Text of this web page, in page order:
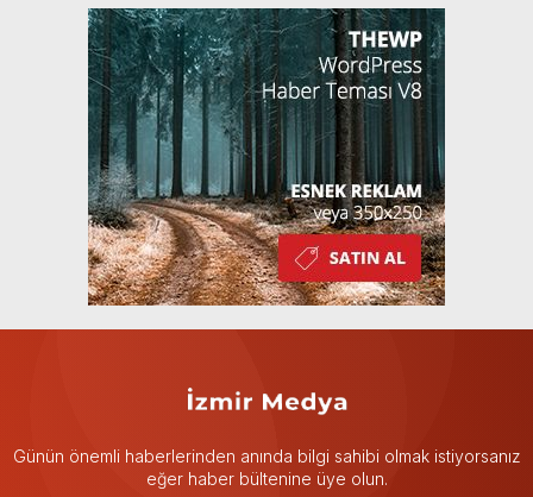
Günün önemli haberlerinden anında bilgi sahibi olmak istiyorsanız
eğer haber bültenine üye olun.